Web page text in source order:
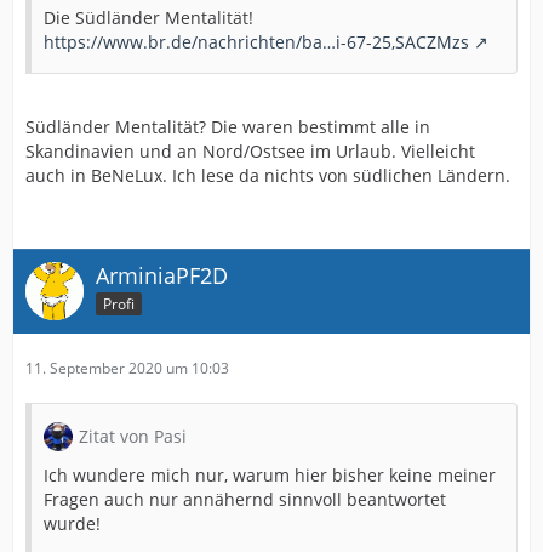
Die Südländer Mentalität!
https://www.br.de/nachrichten/ba…i-67-25,SACZMzs
Südländer Mentalität? Die waren bestimmt alle in
Skandinavien und an Nord/Ostsee im Urlaub. Vielleicht
auch in BeNeLux. Ich lese da nichts von südlichen Ländern.
ArminiaPF2D
Profi
11. September 2020 um 10:03
Zitat von Pasi
Ich wundere mich nur, warum hier bisher keine meiner
Fragen auch nur annähernd sinnvoll beantwortet
wurde!